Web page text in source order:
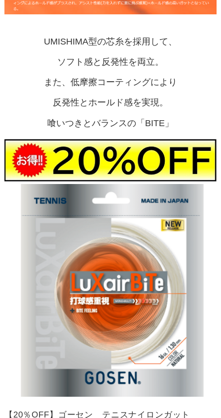
UMISHIMA型の芯糸を採用して、
ソフト感と反発性を両立。
また、低摩擦コーティングにより
反発性とホールド感を実現。
喰いつきとバランスの「BITE」
【20％OFF】ゴーセン テニスナイロンガット